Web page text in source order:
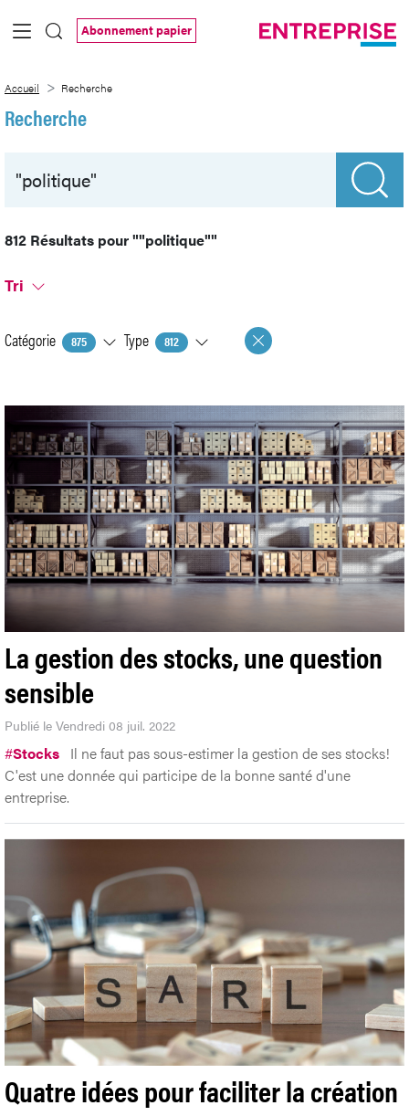
Saut au contenu principal
Abonnement papier
Accueil Recherche
Recherche
812 Résultats pour""politique""
Tri
Catégorie 875 Type 812
La gestion des stocks, une question
sensible
Publié le Vendredi 08 juil. 2022
#Stocks Il ne faut pas sous-estimer la gestion de ses stocks!
C'est une donnée qui participe de la bonne santé d'une
entreprise.
Quatre idées pour faciliter la création